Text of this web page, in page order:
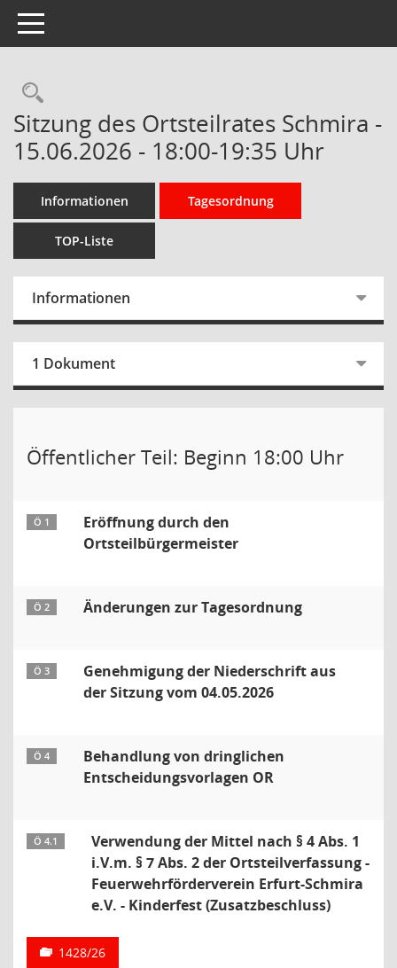
Toggle navigation
Rechercheauswahl
Sitzung des Ortsteilrates Schmira -
15.06.2026 - 18:00-19:35 Uhr
Informationen Tagesordnung
TOP-Liste
Informationen
1 Dokument
Öffentlicher Teil: Beginn 18:00 Uhr
Ö 1
Eröffnung durch den
Ortsteilbürgermeister
Ö 2 Änderungen zur Tagesordnung
Ö 3
Genehmigung der Niederschrift aus
der Sitzung vom 04.05.2026
Ö 4
Behandlung von dringlichen
Entscheidungsvorlagen OR
Ö 4.1
Verwendung der Mittel nach § 4 Abs. 1
i.V.m. § 7 Abs. 2 der Ortsteilverfassung -
Feuerwehrförderverein Erfurt-Schmira
e.V. - Kinderfest (Zusatzbeschluss)
1428/26